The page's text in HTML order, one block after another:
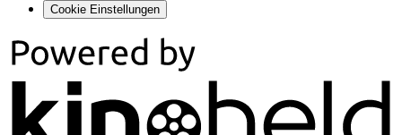
Cookie Einstellungen